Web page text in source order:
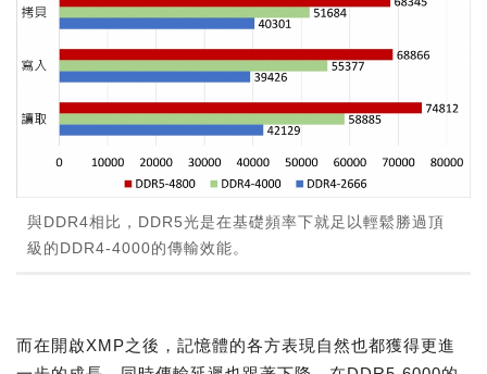
與DDR4相比，DDR5光是在基礎頻率下就足以輕鬆勝過頂
級的DDR4-4000的傳輸效能。
而在開啟XMP之後，記憶體的各方表現自然也都獲得更進